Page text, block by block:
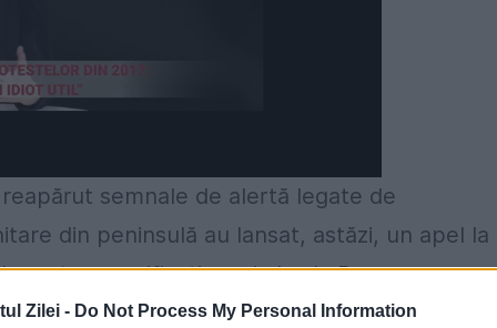
Zilei - Do Not Process My Personal Information
semnale de alertă legate de
din peninsulă au lansat, astăzi, un apel la
este semnificativ mai ales la Roma.